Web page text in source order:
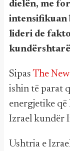
dielën, me
intensifikuan
lideri de
Sipas The
ishin të parat
energjetike
Izrael kundër
Ushtria e